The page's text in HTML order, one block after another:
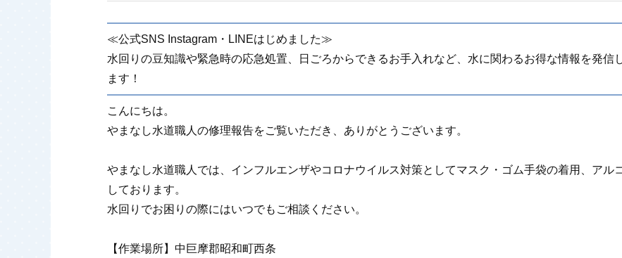
≪公式SNS Instagram・LINEはじめました≫
水回りの豆知識や緊急時の応急処置、日ごろからできるお手入れなど、水に関わるお得な情報を発信
ます！
こんにちは。
やまなし水道職人の修理報告をご覧いただき、ありがとうございます。
やまなし水道職人では、インフルエンザやコロナウイルス対策としてマスク・ゴム手袋の着用、アル
しております。
水回りでお困りの際にはいつでもご相談ください。
【作業場所】中巨摩郡昭和町西条